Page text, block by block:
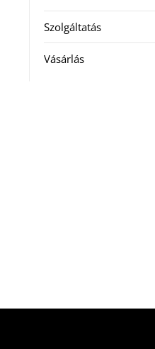
Szolgáltatás
Vásárlás